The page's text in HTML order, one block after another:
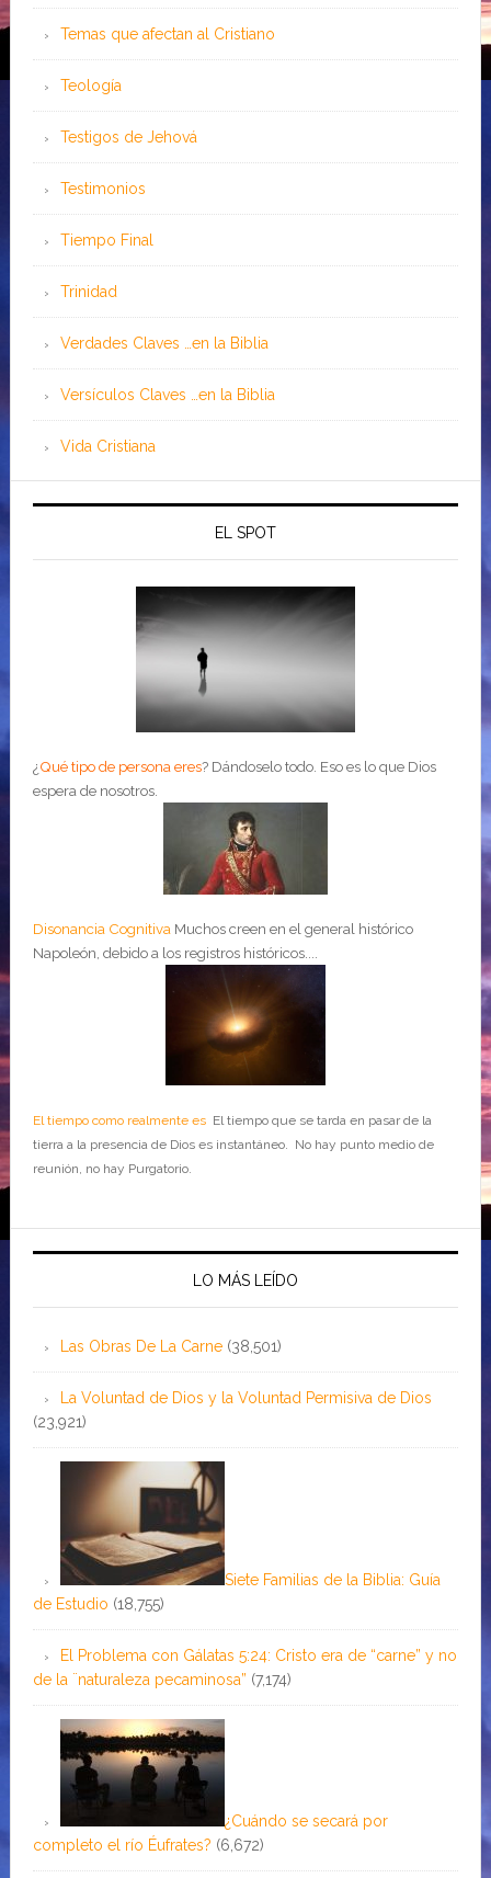
Temas que afectan al Cristiano
Teología
Testigos de Jehová
Testimonios
Tiempo Final
Trinidad
Verdades Claves …en la Biblia
Versículos Claves …en la Biblia
Vida Cristiana
EL SPOT
¿Qué tipo de persona eres? Dándoselo todo. Eso es lo que Dios
espera de nosotros.
Disonancia Cognitiva Muchos creen en el general histórico
Napoleón, debido a los registros históricos....
El tiempo como realmente esEl tiempo que se tarda en pasar de la
tierra a la presencia de Dios es instantáneo. No hay punto medio de
reunión, no hay Purgatorio.
LO MÁS LEÍDO
Las Obras De La Carne (38,501)
La Voluntad de Dios y la Voluntad Permisiva de Dios
(23,921)
Siete Familias de la Biblia: Guía
de Estudio (18,755)
El Problema con Gálatas 5:24: Cristo era de “carne” y no
de la ¨naturaleza pecaminosa” (7,174)
¿Cuándo se secará por
completo el río Éufrates? (6,672)